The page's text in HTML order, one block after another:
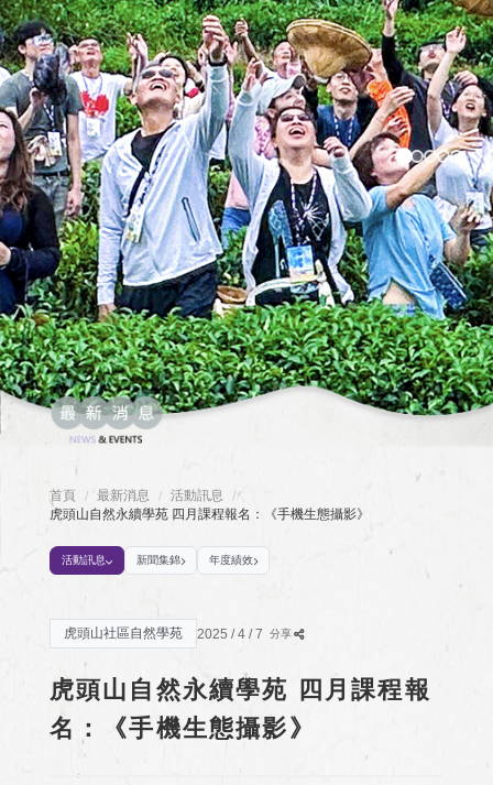
首頁 / 最新消息 / 活動訊息
/
虎頭山自然永續學苑 四月課程報名：《手機生態攝影》
活動訊息 新聞集錦 年度績效
虎頭山社區自然學苑 2025 / 4 / 7 分享
虎頭山自然永續學苑 四月課程報
名：《手機生態攝影》